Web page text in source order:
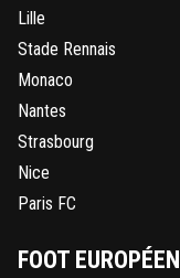
Lille
Stade Rennais
Monaco
Nantes
Strasbourg
Nice
Paris FC
FOOT EUROPÉEN